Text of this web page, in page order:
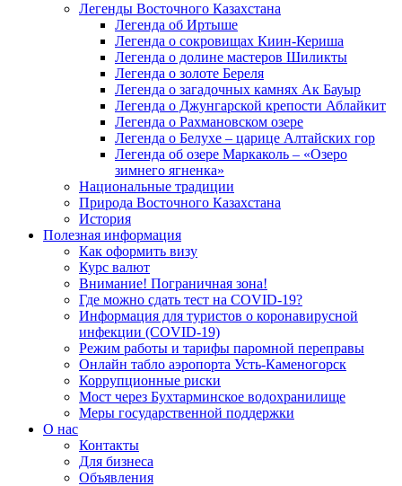
Легенды Восточного Казахстана
Легенда об Иртыше
Легенда о сокровищах Киин-Кериша
Легенда о долине мастеров Шиликты
Легенда о золоте Береля
Легенда о загадочных камнях Ак Бауыр
Легенда о Джунгарской крепости Аблайкит
Легенда о Рахмановском озере
Легенда о Белухе – царице Алтайских гор
Легенда об озере Маркаколь – «Озеро
зимнего ягненка»
Национальные традиции
Природа Восточного Казахстана
История
Полезная информация
Как оформить визу
Курс валют
Внимание! Пограничная зона!
Где можно сдать тест на COVID-19?
Информация для туристов о коронавирусной
инфекции (COVID-19)
Режим работы и тарифы паромной переправы
Онлайн табло аэропорта Усть-Каменогорск
Коррупционные риски
Мост через Бухтарминское водохранилище
Меры государственной поддержки
О нас
Контакты
Для бизнеса
Объявления